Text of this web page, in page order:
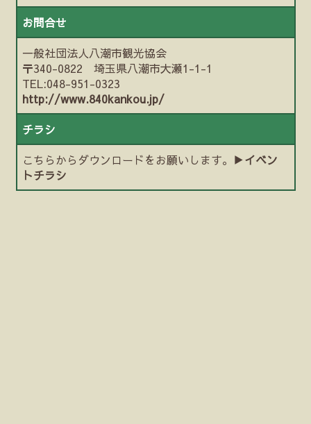
お問合せ
一般社団法人八潮市観光協会
〒340-0822 埼玉県八潮市大瀬1-1-1
TEL:048-951-0323
http://www.840kankou.jp/
チラシ
こちらからダウンロードをお願いします。▶イベン
トチラシ